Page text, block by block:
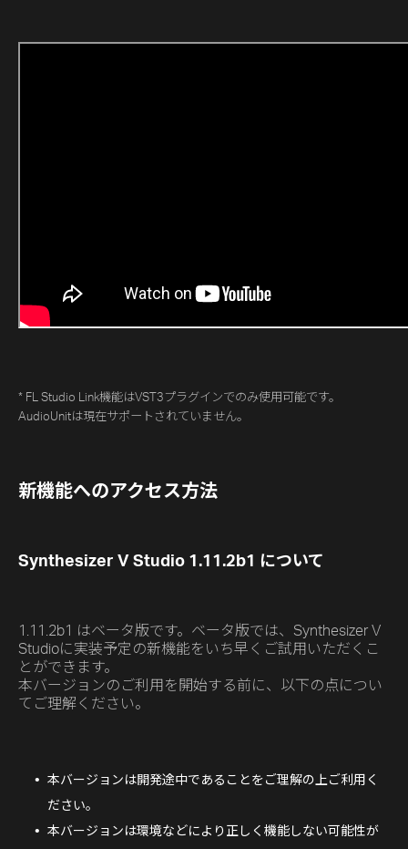
* FL Studio Link機能はVST3プラグインでのみ使用可能です。
AudioUnitは現在サポートされていません。
新機能へのアクセス方法
Synthesizer V Studio 1.11.2b1 について
1.11.2b1 はベータ版です。ベータ版では、Synthesizer V
Studioに実装予定の新機能をいち早くご試用いただくこ
とができます。
本バージョンのご利用を開始する前に、以下の点につい
てご理解ください。
本バージョンは開発途中であることをご理解の上ご利用く
ださい。
本バージョンは環境などにより正しく機能しない可能性が